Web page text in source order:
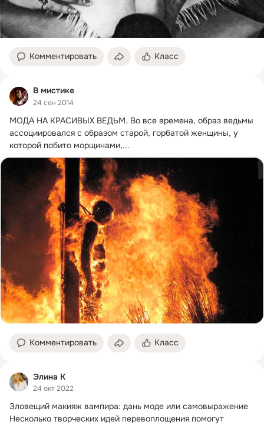
Комментировать Класс
В мистике
24 сен 2014
МОДА НА КРАСИВЫХ ВЕДЬМ. Во все времена, образ ведьмы
ассоциировался с образом старой, горбатой женщины, у
которой побито морщинами,...
Комментировать Класс
Элина К
24 окт 2022
Зловещий макияж вампира: дань моде или самовыражение
Несколько творческих идей перевоплощения помогут